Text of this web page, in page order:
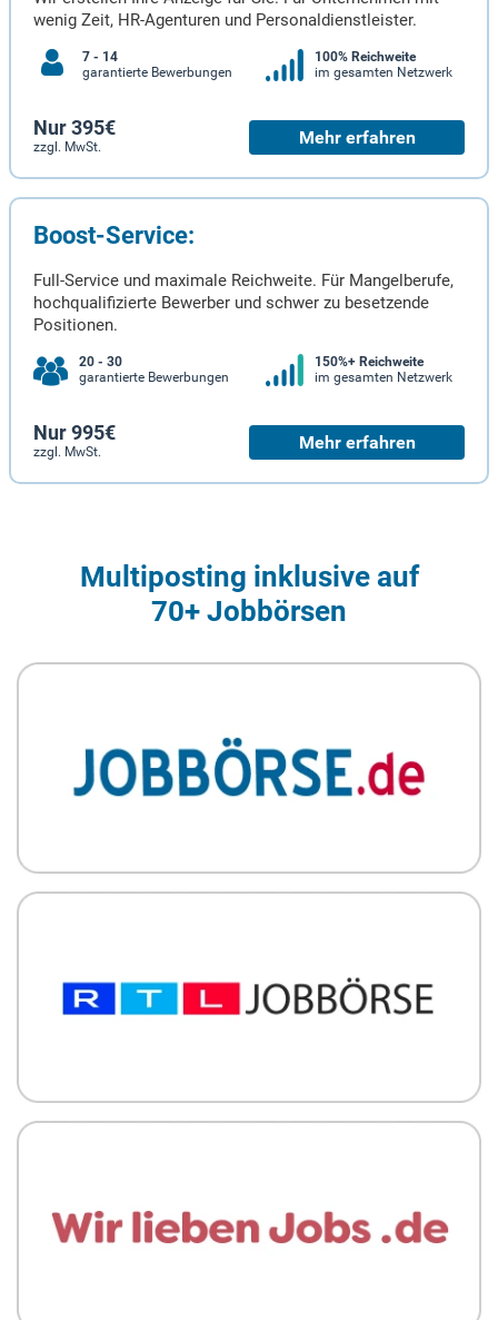
wenig Zeit, HR-Agenturen und Personaldienstleister.
7 - 14
garantierte Bewerbungen
100% Reichweite
im gesamten Netzwerk
Nur 395€
zzgl. MwSt. Mehr erfahren
Boost-Service:
Full-Service und maximale Reichweite. Für Mangelberufe,
hochqualifizierte Bewerber und schwer zu besetzende
Positionen.
20 - 30
garantierte Bewerbungen
150%+ Reichweite
im gesamten Netzwerk
Nur 995€
zzgl. MwSt. Mehr erfahren
Multiposting inklusive auf
70+ Jobbörsen